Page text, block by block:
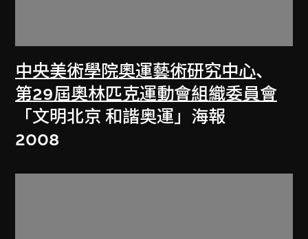
中央美術學院奧運藝術研究中心、
第29屆奧林匹克運動會組織委員會
「文明北京 和諧奥運」海報
2008